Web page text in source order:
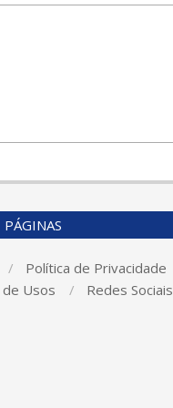
PÁGINAS
Política de Privacidade
Usos
Redes Sociais